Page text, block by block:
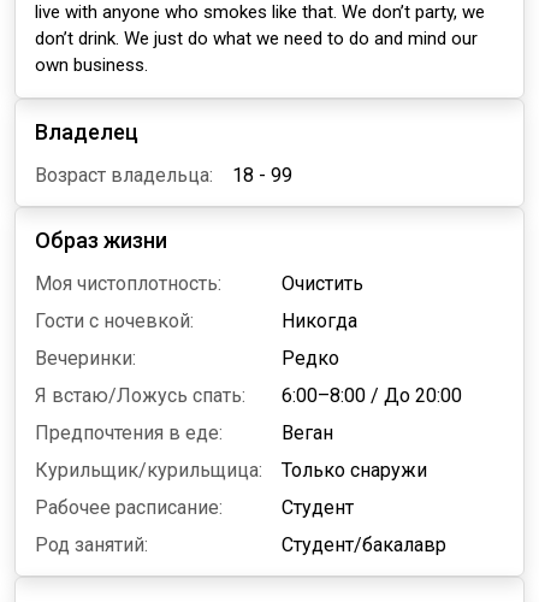
live with anyone who smokes like that. We don’t party, we
don’t drink. We just do what we need to do and mind our
own business.
Владелец
Возраст владельца: 18 - 99
Образ жизни
Моя чистоплотность:
Очистить
Гости с ночевкой:
Никогда
Вечеринки:
Редко
Я встаю/Ложусь спать:
6:00–8:00 / До 20:00
Предпочтения в еде:
Веган
Курильщик/курильщица:
Только снаружи
Рабочее расписание:
Студент
Род занятий:
Студент/бакалавр